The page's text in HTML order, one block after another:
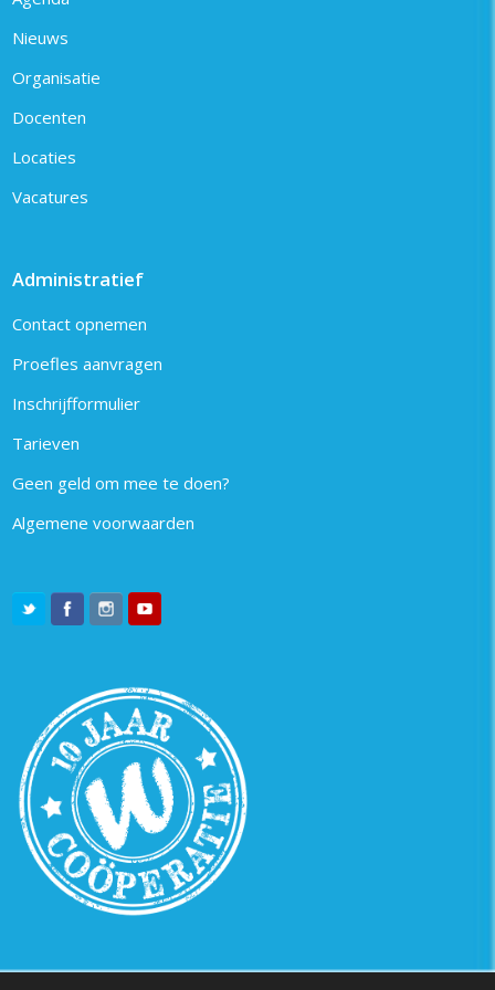
Nieuws
Organisatie
Docenten
Locaties
Vacatures
Administratief
Contact opnemen
Proefles aanvragen
Inschrijfformulier
Tarieven
Geen geld om mee te doen?
Algemene voorwaarden